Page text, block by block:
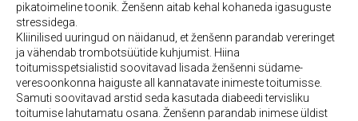
pikatoimeline toonik. Ženšenn aitab kehal kohaneda igasuguste
stressidega.
Kliinilised uuringud on näidanud, et ženšenn parandab vereringet
ja vähendab trombotsüütide kuhjumist. Hiina
toitumisspetsialistid soovitavad lisada ženšenni südame-
veresoonkonna haiguste all kannatavate inimeste toitumisse.
Samuti soovitavad arstid seda kasutada diabeedi tervisliku
toitumise lahutamatu osana. Ženšenn parandab inimese üldist